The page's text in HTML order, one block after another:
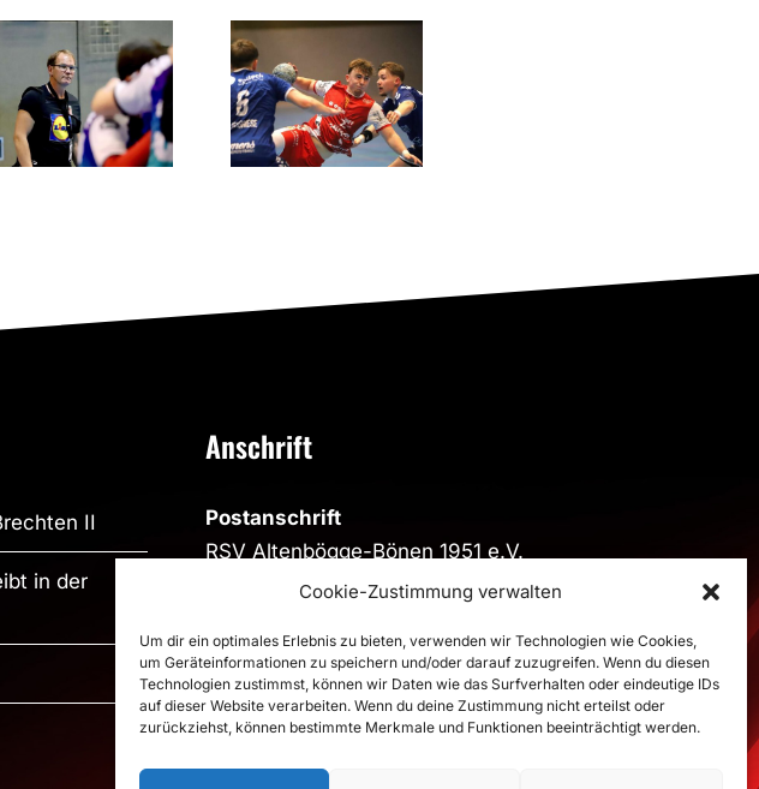
Cookie-Zustimmung verwalten
Um dir ein optimales Erlebnis zu bieten, verwenden wir Technologien wie Cookies,
um Geräteinformationen zu speichern und/oder darauf zuzugreifen. Wenn du diesen
Technologien zustimmst, können wir Daten wie das Surfverhalten oder eindeutige IDs
auf dieser Website verarbeiten. Wenn du deine Zustimmung nicht erteilst oder
zurückziehst, können bestimmte Merkmale und Funktionen beeinträchtigt werden.
Aufstieg:
RSV
Altenbögge
gegen ASC
Dortmund
Betriebstemperatur:
RSV
Altenbögge
hat den
Aufstieg
II
in der
Anschrift
Postanschrift
RSV Altenbögge-Bönen 1951 e.V.
Reiherweg 4, 59199 Bönen
Sporthalle
Sporthalle im Schulzentrum
Pestalozzistraße, 59199 Bönen
>Route